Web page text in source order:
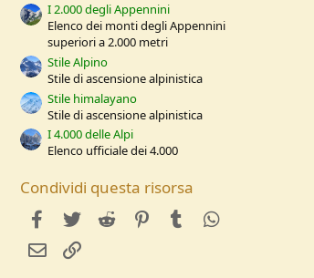
I 2.000 degli Appennini
Elenco dei monti degli Appennini
superiori a 2.000 metri
Stile Alpino
Stile di ascensione alpinistica
Stile himalayano
Stile di ascensione alpinistica
I 4.000 delle Alpi
Elenco ufficiale dei 4.000
Condividi questa risorsa
facebook
Twitter Reddit Pinterest
Tumblr
e-mail